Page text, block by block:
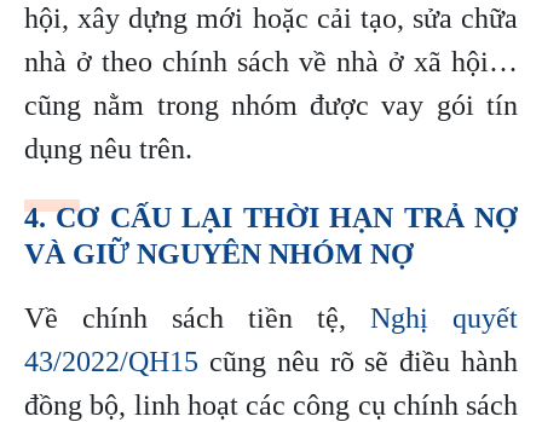
hội, xây dựng mới hoặc cải tạo, sửa chữa
nhà ở theo chính sách về nhà ở xã hội…
cũng nằm trong nhóm được vay gói tín
dụng nêu trên.
4. CƠ CẤU LẠI THỜI HẠN TRẢ NỢ
VÀ GIỮ NGUYÊN NHÓM NỢ
Về chính sách tiền tệ, Nghị quyết
43/2022/QH15 cũng nêu rõ sẽ điều hành
đồng bộ, linh hoạt các công cụ chính sách